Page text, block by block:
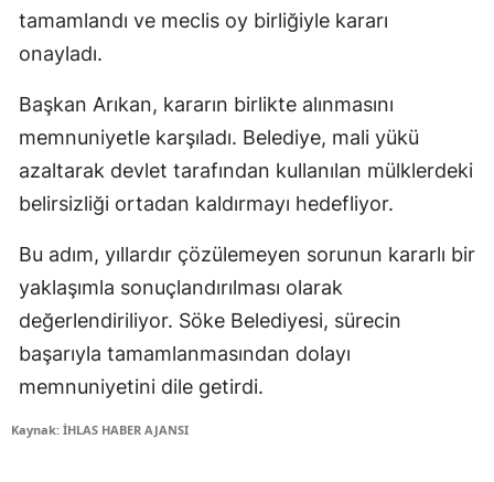
tamamlandı ve meclis oy birliğiyle kararı
onayladı.
Başkan Arıkan, kararın birlikte alınmasını
memnuniyetle karşıladı. Belediye, mali yükü
azaltarak devlet tarafından kullanılan mülklerdeki
belirsizliği ortadan kaldırmayı hedefliyor.
Bu adım, yıllardır çözülemeyen sorunun kararlı bir
yaklaşımla sonuçlandırılması olarak
değerlendiriliyor. Söke Belediyesi, sürecin
başarıyla tamamlanmasından dolayı
memnuniyetini dile getirdi.
Kaynak: İHLAS HABER AJANSI